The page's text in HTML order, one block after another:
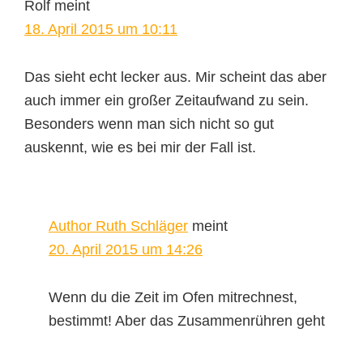
Rolf meint
18. April 2015 um 10:11
Das sieht echt lecker aus. Mir scheint das aber
auch immer ein großer Zeitaufwand zu sein.
Besonders wenn man sich nicht so gut
auskennt, wie es bei mir der Fall ist.
Author Ruth Schläger meint
20. April 2015 um 14:26
Wenn du die Zeit im Ofen mitrechnest,
bestimmt! Aber das Zusammenrühren geht